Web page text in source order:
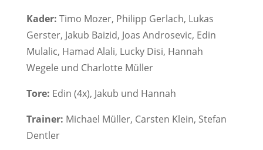
Kader: Timo Mozer, Philipp Gerlach, Lukas
Gerster, Jakub Baizid, Joas Androsevic, Edin
Mulalic, Hamad Alali, Lucky Disi, Hannah
Wegele und Charlotte Müller
Tore: Edin (4x), Jakub und Hannah
Trainer: Michael Müller, Carsten Klein, Stefan
Dentler